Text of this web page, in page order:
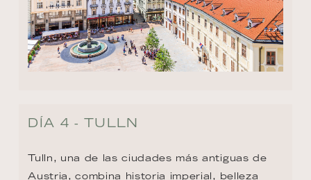
DÍA 4 - TULLN
Tulln, una de las ciudades más antiguas de
Austria, combina historia imperial, belleza